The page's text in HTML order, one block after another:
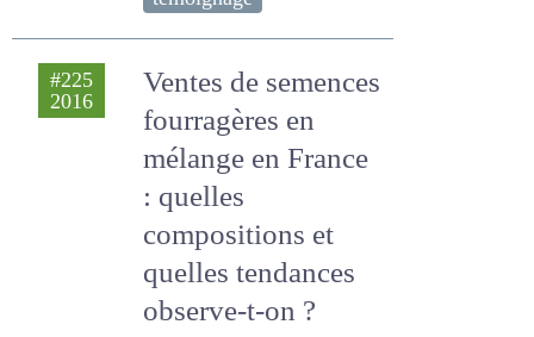
#225
2016
Ventes de
semences
fourragères en
mélange en France
: quelles
compositions et
quelles tendances